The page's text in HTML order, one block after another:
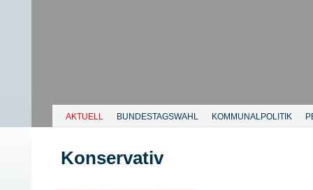
AKTUELL BUNDESTAGSWAHL KOMMUNALPOLITIK
Konservativ